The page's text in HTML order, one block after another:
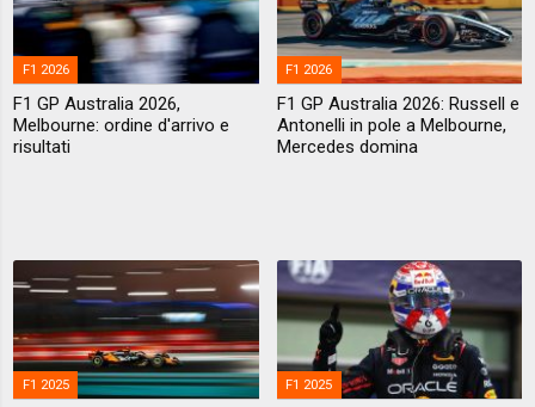
F1 2026
F1 GP Australia 2026,
Melbourne: ordine d'arrivo e
risultati
F1 2026
F1 GP Australia 2026: Russell e
Antonelli in pole a Melbourne,
Mercedes domina
F1 2025 F1 2025